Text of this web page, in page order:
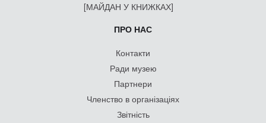
[МАЙДАН У КНИЖКАХ]
ПРО НАС
Контакти
Ради музею
Партнери
Членство в організаціях
Звітність